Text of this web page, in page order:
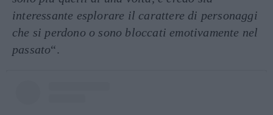
interessante esplorare il carattere di personaggi
che si perdono o sono bloccati emotivamente nel
passato“.